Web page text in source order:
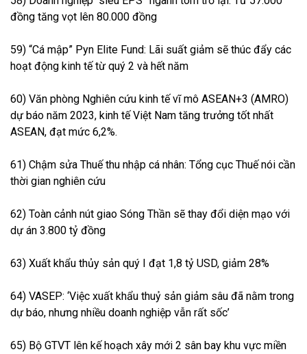
đồng tăng vọt lên 80.000 đồng
59) “Cá mập” Pyn Elite Fund: Lãi suất giảm sẽ thúc đẩy các
hoạt động kinh tế từ quý 2 và hết năm
60) Văn phòng Nghiên cứu kinh tế vĩ mô ASEAN+3 (AMRO)
dự báo năm 2023, kinh tế Việt Nam tăng trưởng tốt nhất
ASEAN, đạt mức 6,2%.
61) Chậm sửa Thuế thu nhập cá nhân: Tổng cục Thuế nói cần
thời gian nghiên cứu
62) Toàn cảnh nút giao Sóng Thần sẽ thay đổi diện mạo với
dự án 3.800 tỷ đồng
63) Xuất khẩu thủy sản quý I đạt 1,8 tỷ USD, giảm 28%
64) VASEP: ‘Việc xuất khẩu thuỷ sản giảm sâu đã nằm trong
dự báo, nhưng nhiều doanh nghiệp vẫn rất sốc’
65) Bộ GTVT lên kế hoạch xây mới 2 sân bay khu vực miền